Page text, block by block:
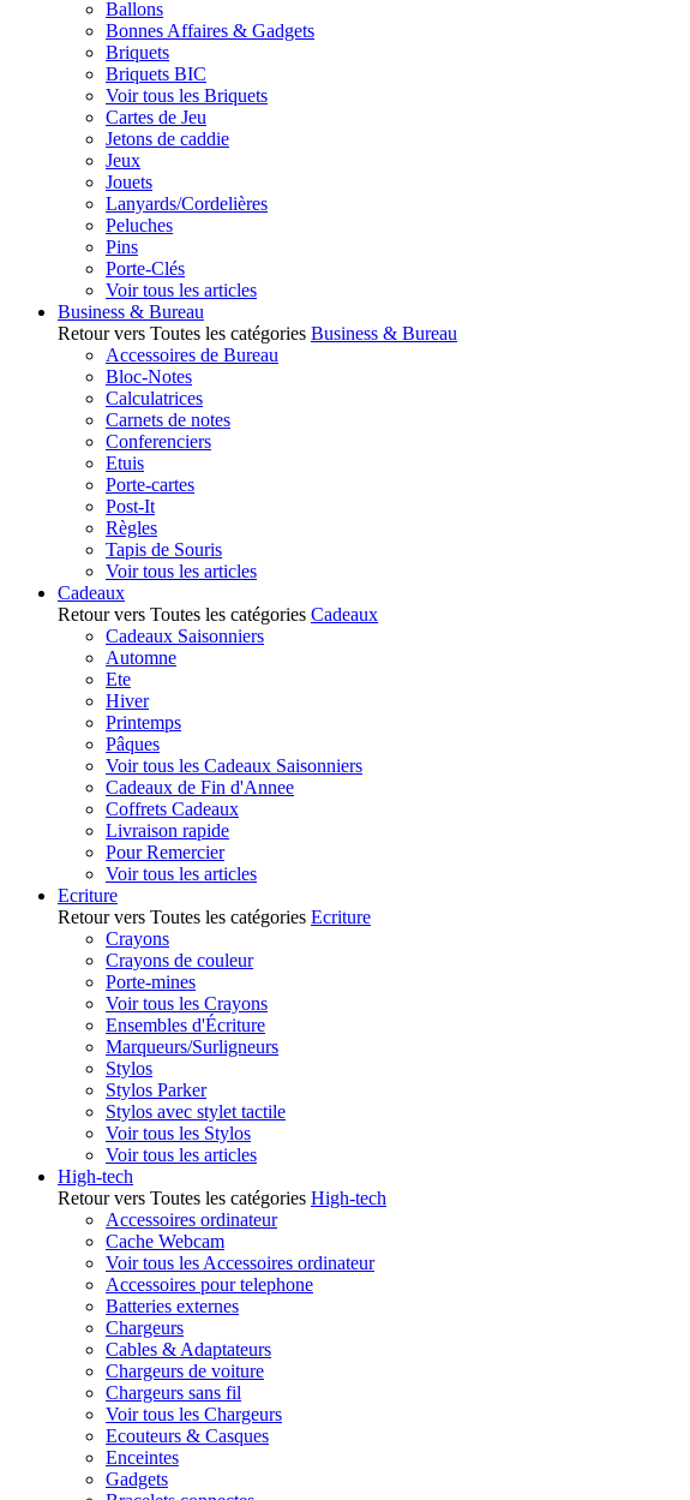
Ballons
Bonnes Affaires & Gadgets
Briquets
Briquets BIC
Voir tous les Briquets
Cartes de Jeu
Jetons de caddie
Jeux
Jouets
Lanyards/Cordelières
Peluches
Pins
Porte-Clés
Voir tous les articles
Business & Bureau
Retour vers Toutes les catégories Business & Bureau
Accessoires de Bureau
Bloc-Notes
Calculatrices
Carnets de notes
Conferenciers
Etuis
Porte-cartes
Post-It
Règles
Tapis de Souris
Voir tous les articles
Cadeaux
Retour vers Toutes les catégories Cadeaux
Cadeaux Saisonniers
Automne
Ete
Hiver
Printemps
Pâques
Voir tous les Cadeaux Saisonniers
Cadeaux de Fin d'Annee
Coffrets Cadeaux
Livraison rapide
Pour Remercier
Voir tous les articles
Ecriture
Retour vers Toutes les catégories Ecriture
Crayons
Crayons de couleur
Porte-mines
Voir tous les Crayons
Ensembles d'Écriture
Marqueurs/Surligneurs
Stylos
Stylos Parker
Stylos avec stylet tactile
Voir tous les Stylos
Voir tous les articles
High-tech
Retour vers Toutes les catégories High-tech
Accessoires ordinateur
Cache Webcam
Voir tous les Accessoires ordinateur
Accessoires pour telephone
Batteries externes
Chargeurs
Cables & Adaptateurs
Chargeurs de voiture
Chargeurs sans fil
Voir tous les Chargeurs
Ecouteurs & Casques
Enceintes
Gadgets